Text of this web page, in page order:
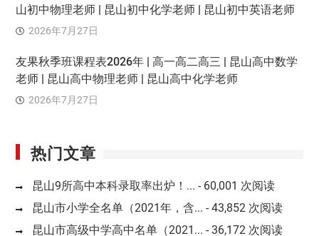
山初中物理老师 | 昆山初中化学老师 | 昆山初中英语老师
2026年7月27日
友果秋季班课程表2026年 | 高一高二高三 | 昆山高中数学
老师 | 昆山高中物理老师 | 昆山高中化学老师
2026年7月27日
热门文章
昆山9所高中本科录取率出炉！... - 60,001 次阅读
昆山市小学全名单（2021年，含... - 43,852 次阅读
昆山市高级中学高中名单（2021... - 36,172 次阅读